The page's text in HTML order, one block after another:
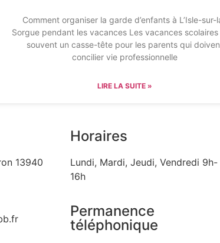
Comment organiser la garde d’enfants à L’Isle-sur-
Sorgue pendant les vacances Les vacances
souvent un casse-tête pour les parents qui
concilier vie professionnelle
LIRE LA SUITE »
13940
Horaires
Lundi, Mardi, Jeudi, Vendredi 9h-
16h
Permanence
téléphonique